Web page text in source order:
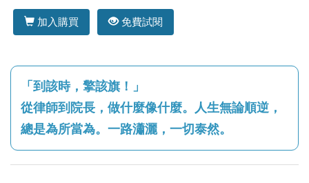
加入購買 免費試閱
「到該時，擎該旗！」
從律師到院長，做什麼像什麼。人生無論順逆，
總是為所當為。一路瀟灑，一切泰然。